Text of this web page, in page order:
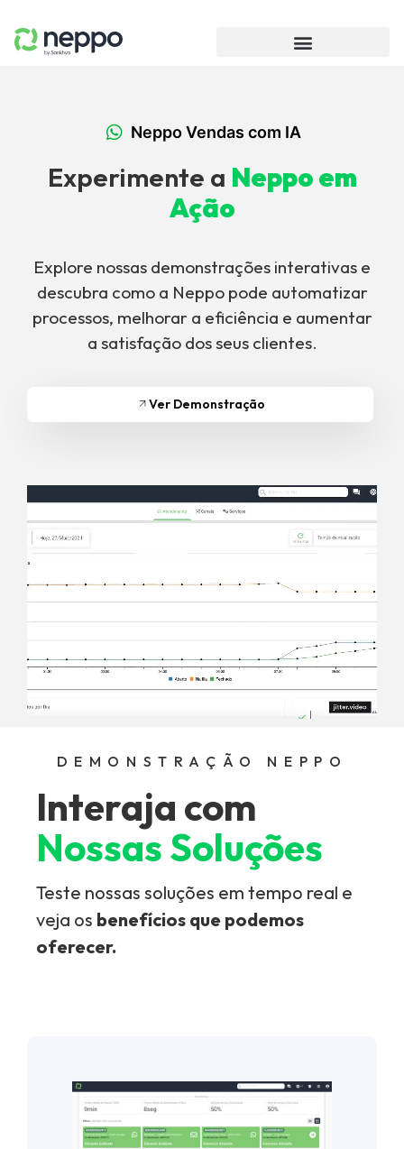
Neppo Vendas com IA
Experimente a Neppo em
Ação
Explore nossas demonstrações interativas e
descubra como a Neppo pode automatizar
processos, melhorar a eficiência e aumentar
a satisfação dos seus clientes.
Ver Demonstração
DEMONSTRAÇÃO NEPPO
Interaja com
NossasSoluções
Teste nossas soluções em tempo real e
veja os benefícios que podemos
oferecer.